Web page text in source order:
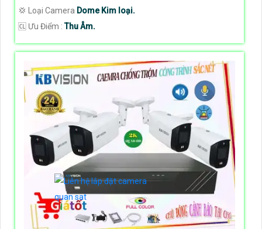
💢 Loại Camera Dome Kim loại.
️🆑 Ưu Điểm :Thu Âm.